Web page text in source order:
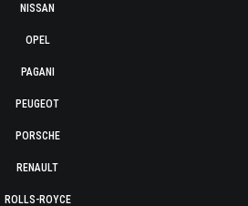
NISSAN
OPEL
PAGANI
PEUGEOT
PORSCHE
RENAULT
ROLLS-ROYCE